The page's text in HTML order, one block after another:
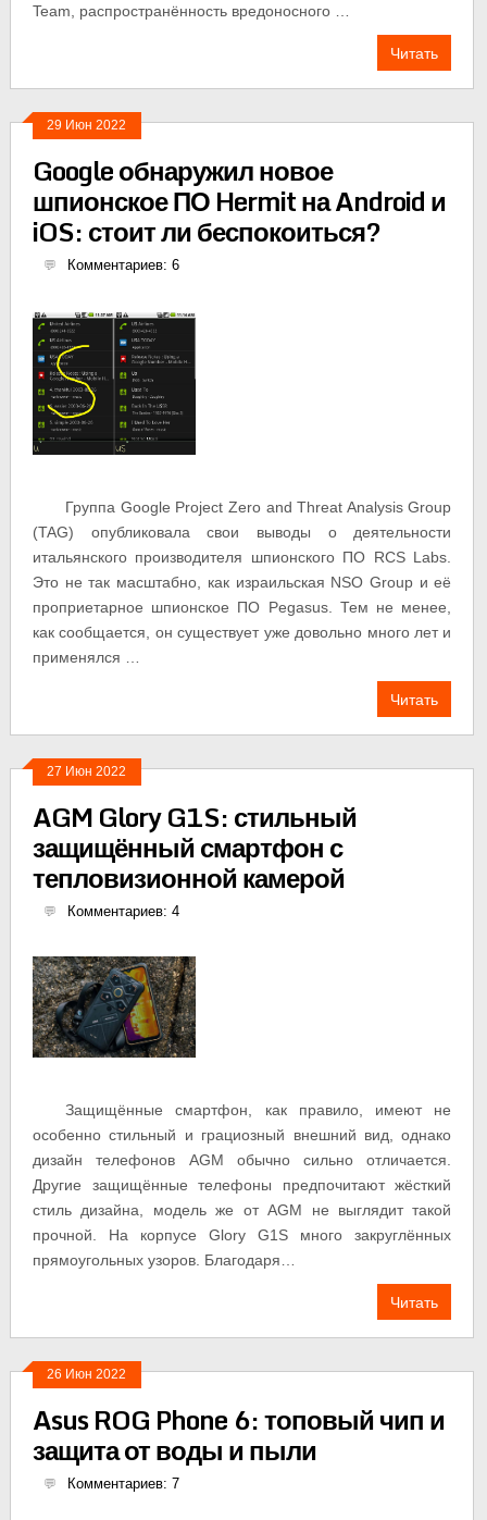
Team, распространённость вредоносного …
Читать
29 Июн 2022
Google обнаружил новое
шпионское ПО Hermit на Android и
iOS: стоит ли беспокоиться?
Комментариев: 6
Группа Google Project Zero and Threat Analysis Group
(TAG) опубликовала свои выводы о деятельности
итальянского производителя шпионского ПО RCS Labs.
Это не так масштабно, как израильская NSO Group и её
проприетарное шпионское ПО Pegasus. Тем не менее,
как сообщается, он существует уже довольно много лет и
применялся …
Читать
27 Июн 2022
AGM Glory G1S: стильный
защищённый смартфон с
тепловизионной камерой
Комментариев: 4
Защищённые смартфон, как правило, имеют не
особенно стильный и грациозный внешний вид, однако
дизайн телефонов AGM обычно сильно отличается.
Другие защищённые телефоны предпочитают жёсткий
стиль дизайна, модель же от AGM не выглядит такой
прочной. На корпусе Glory G1S много закруглённых
прямоугольных узоров. Благодаря…
Читать
26 Июн 2022
Asus ROG Phone 6: топовый чип и
защита от воды и пыли
Комментариев: 7